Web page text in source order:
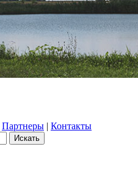
Партнеры | Контакты